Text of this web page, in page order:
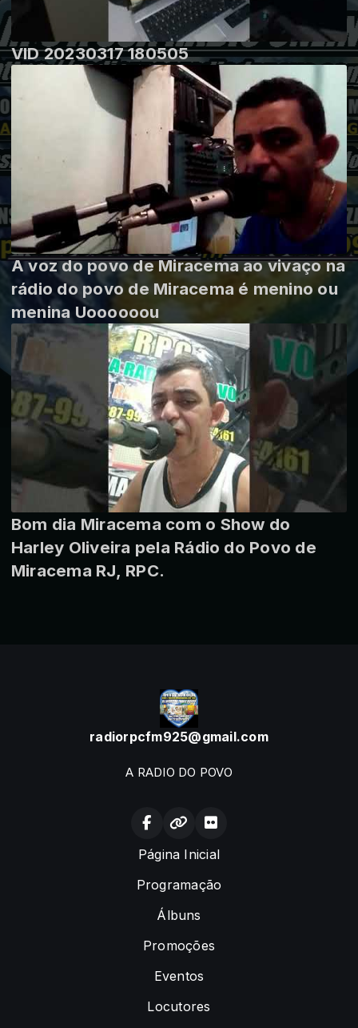
VID 20230317 180505
A voz do povo de Miracema ao vivaço na
rádio do povo de Miracema é menino ou
menina Uoooooou
Bom dia Miracema com o Show do
Harley Oliveira pela Rádio do Povo de
Miracema RJ, RPC.
radiorpcfm925@gmail.com
A RADIO DO POVO
Página Inicial
Programação
Álbuns
Promoções
Eventos
Locutores